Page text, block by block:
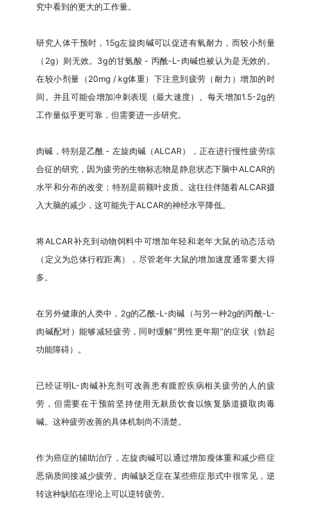
究中看到的更大的工作量。
研究人体干预时，15g左旋肉碱可以促进有氧耐力，而较小剂量
（2g）则无效。3g的甘氨酸 - 丙酰-L-肉碱也被认为是无效的。
在较小剂量（20mg / kg体重）下注意到疲劳（耐力）增加的时
间。并且可能会增加冲刺表现（最大速度）。每天增加1.5-2g的
工作量似乎更可靠，但需要进一步研究。
肉碱，特别是乙酰 - 左旋肉碱（ALCAR），正在进行慢性疲劳综
合征的研究，因为疲劳的生物标志物是静息状态下脑中ALCAR的
水平和分布的改变；特别是前额叶皮质。这往往伴随着ALCAR摄
入大脑的减少，这可能先于ALCAR的神经水平降低。
将ALCAR补充到动物饲料中可增加年轻和老年大鼠的动态活动
（定义为总体行程距离），尽管老年大鼠的增加速度通常要大得
多。
在另外健康的人类中，2g的乙酰-L-肉碱（与另一种2g的丙酰-L-
肉碱配对）能够减轻疲劳，同时缓解“男性更年期”的症状（勃起
功能障碍）。
已经证明L-肉碱补充剂可改善患有腹腔疾病相关疲劳的人的疲
劳，但需要在干预前坚持使用无麸质饮食以恢复肠道摄取肉毒
碱。这种疲劳改善的具体机制尚不清楚。
作为癌症的辅助治疗，左旋肉碱可以通过增加瘦体重和减少癌症
恶病质间接减少疲劳。肉碱缺乏症在某些癌症形式中很常见，逆
转这种缺陷在理论上可以逆转疲劳。